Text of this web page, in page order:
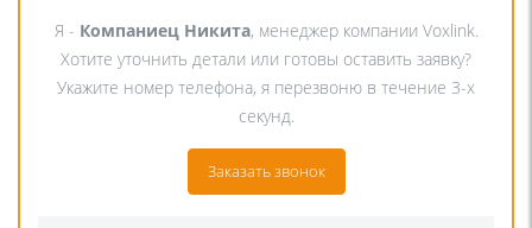
Я - Компаниец Никита, менеджер компании Voxlink.
Хотите уточнить детали или готовы оставить заявку?
Укажите номер телефона, я перезвоню в течение 3-х
секунд.
Заказать звонок